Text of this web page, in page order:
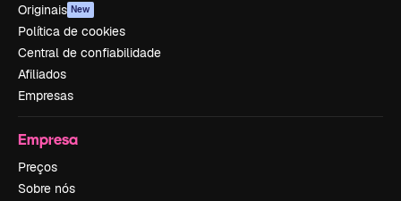
Originais New
Política de cookies
Central de confiabilidade
Afiliados
Empresas
Empresa
Preços
Sobre nós